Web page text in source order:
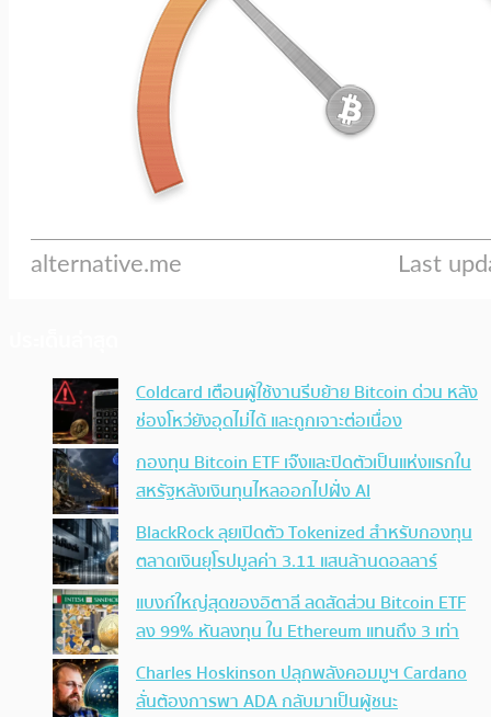
Coldcard เตือนผู้ใช้งานรีบย้าย Bitcoin ด่วน หลัง
ช่องโหว่ยังอุดไม่ได้ และถูกเจาะต่อเนื่อง
กองทุน Bitcoin ETF เจ๊งและปิดตัวเป็นแห่งแรกใน
สหรัฐหลังเงินทุนไหลออกไปฝั่ง AI
BlackRock ลุยเปิดตัว Tokenized สำหรับกองทุน
ตลาดเงินยุโรปมูลค่า 3.11 แสนล้านดอลลาร์
แบงก์ใหญ่สุดของอิตาลี ลดสัดส่วน Bitcoin ETF
ลง 99% หันลงทุน ใน Ethereum แทนถึง 3 เท่า
Charles Hoskinson ปลุกพลังคอมมูฯ Cardano
ลั่นต้องการพา ADA กลับมาเป็นผู้ชนะ